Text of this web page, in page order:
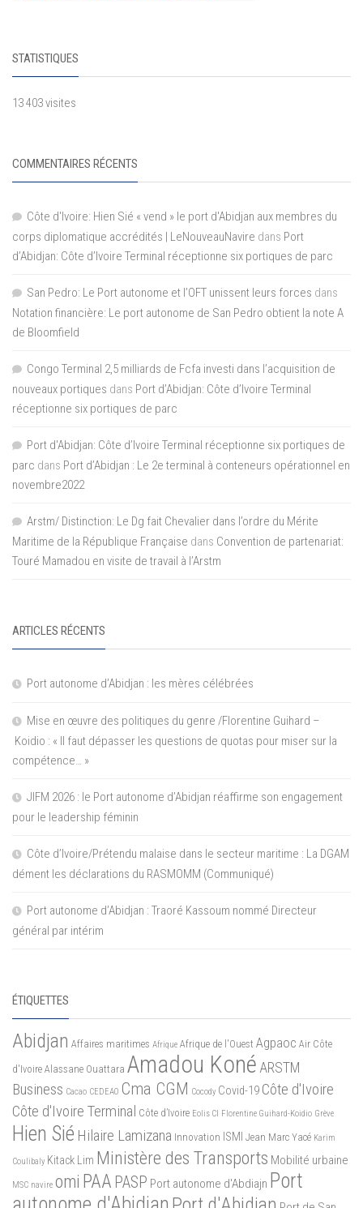
STATISTIQUES
13 403 visites
COMMENTAIRES RÉCENTS
Côte d'Ivoire: Hien Sié « vend » le port d'Abidjan aux membres du
corps diplomatique accrédités | LeNouveauNavire dans Port
d’Abidjan: Côte d’Ivoire Terminal réceptionne six portiques de parc
San Pedro: Le Port autonome et l’OFT unissent leurs forces dans
Notation financière: Le port autonome de San Pedro obtient la note A
de Bloomfield
Congo Terminal 2,5 milliards de Fcfa investi dans l’acquisition de
nouveaux portiques dans Port d’Abidjan: Côte d’Ivoire Terminal
réceptionne six portiques de parc
Port d'Abidjan: Côte d’Ivoire Terminal réceptionne six portiques de
parc dans Port d’Abidjan : Le 2e terminal à conteneurs opérationnel en
novembre2022
Arstm/ Distinction: Le Dg fait Chevalier dans l’ordre du Mérite
Maritime de la République Française dans Convention de partenariat:
Touré Mamadou en visite de travail à l’Arstm
ARTICLES RÉCENTS
Port autonome d’Abidjan : les mères célébrées
Mise en œuvre des politiques du genre /Florentine Guihard –
Koidio : « Il faut dépasser les questions de quotas pour miser sur la
compétence… »
JIFM 2026 : le Port autonome d’Abidjan réaffirme son engagement
pour le leadership féminin
Côte d’Ivoire/Prétendu malaise dans le secteur maritime : La DGAM
dément les déclarations du RASMOMM (Communiqué)
Port autonome d’Abidjan : Traoré Kassoum nommé Directeur
général par intérim
ÉTIQUETTES
Abidjan Affaires maritimes Afrique Afrique de l'Ouest Agpaoc Air Côte
d'Ivoire Alassane Ouattara Amadou Koné ARSTM
Business Cacao CEDEAO Cma CGM Cocody Covid-19 Côte d'Ivoire
Côte d'Ivoire Terminal Côte d’Ivoire Eolis CI Florentine Guihard-Koidio Grève
Hien Sié Hilaire Lamizana Innovation ISMI Jean Marc Yacé Karim
Coulibaly Kitack Lim Ministère des Transports Mobilité urbaine
MSC navire omi PAA PASP Port autonome d'Abdiajn Port